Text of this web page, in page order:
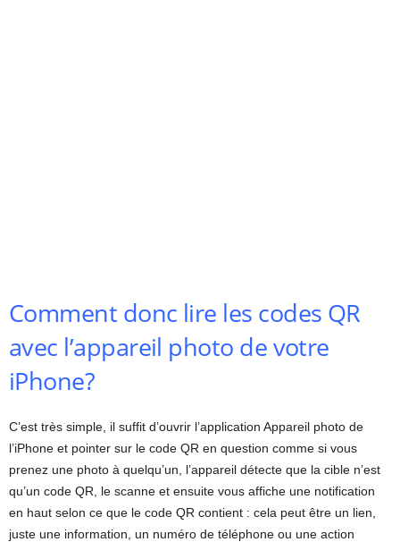
Comment donc lire les codes QR
avec l’appareil photo de votre
iPhone?
C’est très simple, il suffit d’ouvrir l’application Appareil photo de
l’iPhone et pointer sur le code QR en question comme si vous
prenez une photo à quelqu’un, l’appareil détecte que la cible n’est
qu’un code QR, le scanne et ensuite vous affiche une notification
en haut selon ce que le code QR contient : cela peut être un lien,
juste une information, un numéro de téléphone ou une action